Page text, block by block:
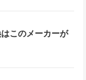
このメーカーが